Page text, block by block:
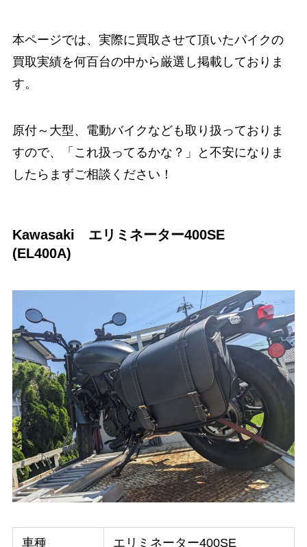
本ページでは、実際に買取させて頂いたバイクの
買取実績を何百台の中から厳選し掲載しておりま
す。
原付～大型、電動バイクなども取り扱っておりま
すので、「これ扱ってるかな？」と不安になりま
したらまずご相談ください！
Kawasaki エリミネーター400SE
(EL400A)
車種 エリミネーター400SE